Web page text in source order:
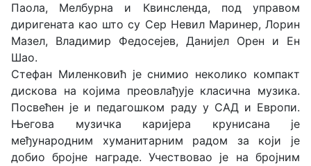
Паола, Мелбурна и Квинсленда, под управом
диригената као што су Сер Невил Маринер, Лорин
Мазел, Владимир Федосејев, Данијел Орен и Ен
Шао.
Стефан Миленковић је снимио неколико компакт
дискова на којима преовлађује класична музика.
Посвећен је и педагошком раду у САД и Европи.
Његова музичка каријера крунисана је
међународним хуманитарним радом за који је
добио бројне награде. Учествовао је на бројним